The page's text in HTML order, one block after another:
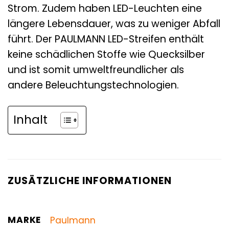
Strom. Zudem haben LED-Leuchten eine
längere Lebensdauer, was zu weniger Abfall
führt. Der PAULMANN LED-Streifen enthält
keine schädlichen Stoffe wie Quecksilber
und ist somit umweltfreundlicher als
andere Beleuchtungstechnologien.
Inhalt
ZUSÄTZLICHE INFORMATIONEN
MARKE Paulmann